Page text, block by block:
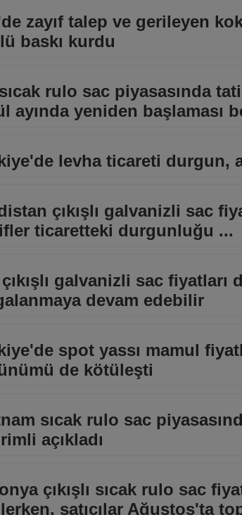
zayıf talep ve gerileyen
baskı kurdu
rulo sac piyasasında
ayında yeniden başlaması
levha ticareti durgun,
çıkışlı galvanizli sac
ticaretteki durgunluğu ...
galvanizli sac
devam edebilir
spot yassı mamul
de kötüleşti
sıcak rulo sac
açıkladı
çıkışlı sıcak rulo sac
satıcılar Ağustos'ta